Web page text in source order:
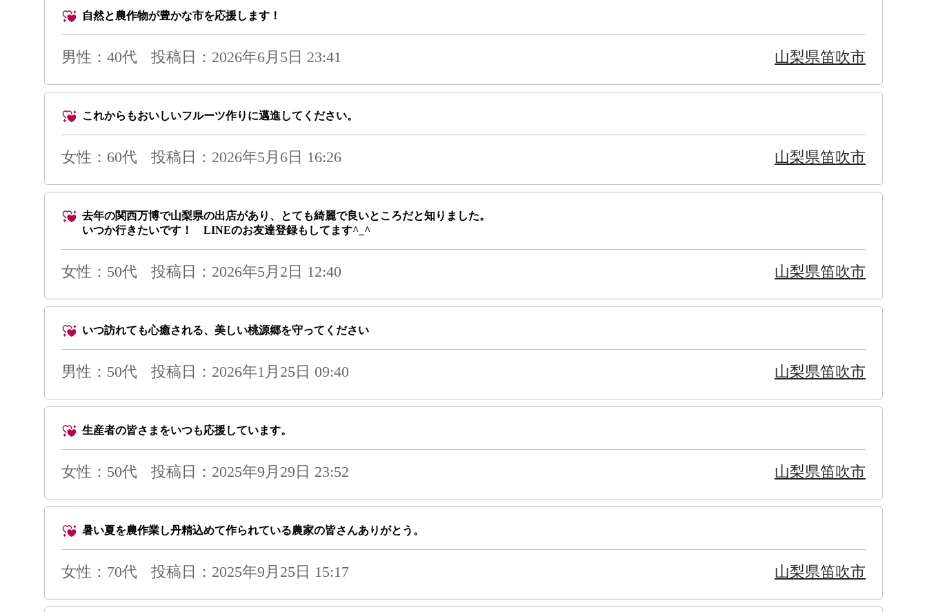
自然と農作物が豊かな市を応援します！
男性 ：40代 投稿日：2026年6月5日 23:41 山梨県笛吹市
これからもおいしいフルーツ作りに邁進してください。
女性：60代 投稿日：2026年5月6日 16:26 山梨県笛吹市
去年の関西万博で山梨県の出店があり、とても綺麗で良いところだと知りました。
いつか行きたいです！ LINEのお友達登録もしてます^_^
女性：50代 投稿日：2026年5月2日 12:40 山梨県笛吹市
いつ訪れても心癒される、美しい桃源郷を守ってください
男性 ：50代 投稿日：2026年1月25日 09:40 山梨県笛吹市
生産者の皆さまをいつも応援しています。
女性：50代 投稿日：2025年9月29日 23:52 山梨県笛吹市
暑い夏を農作業し丹精込めて作られている農家の皆さんありがとう。
女性：70代 投稿日：2025年9月25日 15:17 山梨県笛吹市